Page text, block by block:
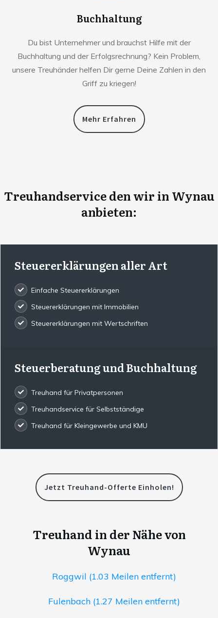
Buchhaltung
Du bist Unternehmer und brauchst Hilfe mit der
Buchhaltung und der Erfolgsrechnung? Kein Problem,
unsere Treuhänder helfen Dir gerne Deine Zahlen in den
Griff zu kriegen!
Mehr Erfahren
Treuhandservice den wir in Wynau
anbieten:
Steuererklärungen aller Art
Einfache Steuererklärungen
Steuererklärungen mit Immobilien
Steuererklärungen mit Wertschriften
Steuerberatung und Buchhaltung
Treuhand für Privatpersonen
Treuhandservice für Selbstständige
Treuhand für Kleingewerbe und KMU
Jetzt Treuhand-Offerte Einholen!
Treuhand in der Nähe von
Wynau
Roggwil (1.03 Meilen entfernt)
Fulenbach (1.27 Meilen entfernt)